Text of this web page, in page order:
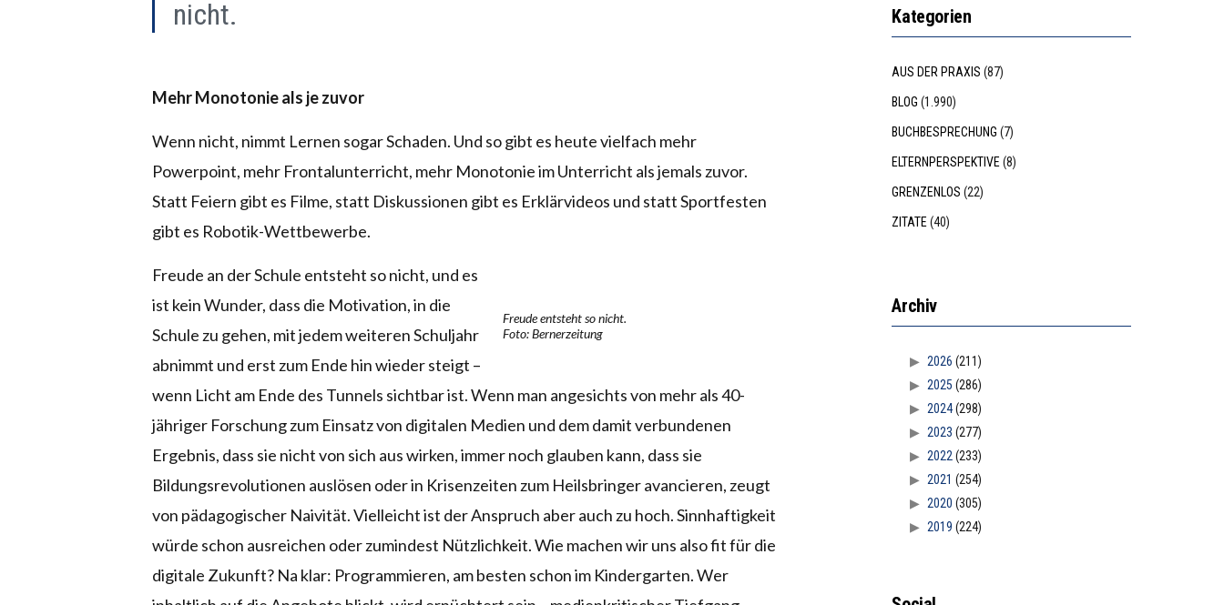
nicht.
Mehr Monotonie als je zuvor
Wenn nicht, nimmt Lernen sogar Schaden. Und so gibt es heute vielfach mehr
Powerpoint, mehr Frontalunterricht, mehr Monotonie im Unterricht als jemals zuvor.
Statt Feiern gibt es Filme, statt Diskussionen gibt es Erklärvideos und statt Sportfesten
gibt es Robotik-Wettbewerbe.
Freude entsteht so nicht.
Foto: Bernerzeitung
Freude an der Schule entsteht so nicht, und es
ist kein Wunder, dass die Motivation, in die
Schule zu gehen, mit jedem weiteren Schuljahr
abnimmt und erst zum Ende hin wieder steigt –
wenn Licht am Ende des Tunnels sichtbar ist. Wenn man angesichts von mehr als 40-
jähriger Forschung zum Einsatz von digitalen Medien und dem damit verbundenen
Ergebnis, dass sie nicht von sich aus wirken, immer noch glauben kann, dass sie
Bildungsrevolutionen auslösen oder in Krisenzeiten zum Heilsbringer avancieren, zeugt
von pädagogischer Naivität. Vielleicht ist der Anspruch aber auch zu hoch. Sinnhaftigkeit
würde schon ausreichen oder zumindest Nützlichkeit. Wie machen wir uns also fit für die
digitale Zukunft? Na klar: Programmieren, am besten schon im Kindergarten. Wer
Kategorien
AUS DER PRAXIS (87)
BLOG (1.990)
BUCHBESPRECHUNG (7)
ELTERNPERSPEKTIVE(8)
GRENZENLOS (22)
ZITATE(40)
Archiv
2026 (211)
2025 (286)
2024(298)
2023 (277)
2022(233)
2021 (254)
2020 (305)
2019 (224)